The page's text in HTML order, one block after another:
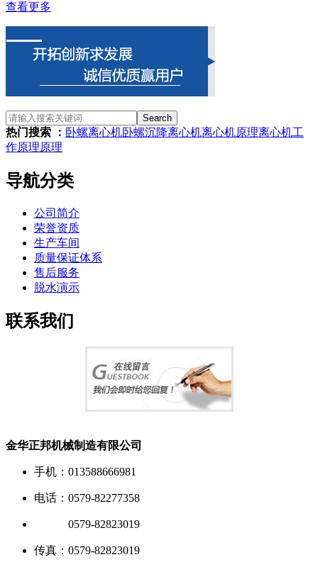
查看更多
Search
热门搜索 ： 卧螺离心机卧螺沉降离心机离心机原理离心机工
作原理原理
导航分类
公司简介
荣誉资质
生产车间
质量保证体系
售后服务
脱水演示
联系我们
金华正邦机械制造有限公司
手机：013588666981
电话：0579-82277358
0579-82823019
传真：0579-82823019